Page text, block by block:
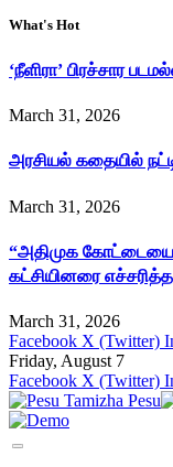
What's Hot
‘நீளிரா’ பிரச்சார
March 31, 2026
அரசியல் கதையில்
March 31, 2026
“அதிமுக கோட்டையை
கட்சியினரை
March 31, 2026
Facebook X (Twitter)
Friday, August 7
Facebook X (Twitter)